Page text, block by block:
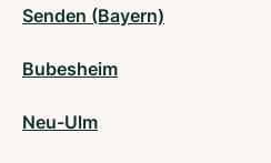
Senden (Bayern)
Bubesheim
Neu-Ulm